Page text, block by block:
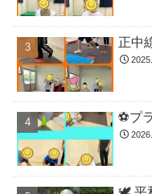
正中
⚽️プ